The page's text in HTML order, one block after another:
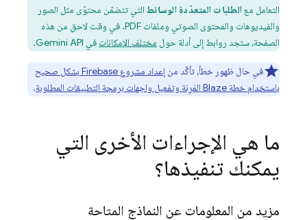
التعامل معالطلبات المتعدّدة الوسائط التي تتضمّن محتوًى مثل الصور
والفيديوهات والمحتوى الصوتي وملفات PDF. في وقت لاحق من هذه
الصفحة، ستجد روابط إلى أدلة حول مختلف الإمكانات في Gemini API
.
في حال ظهور خطأ، تأكَّد من
إعداد مشروع Firebase بشكل صحيح
باستخدام خطة Blaze المَرِنة وتفعيل واجهات برمجة التطبيقات المطلوبة
.
ما هي الإجراءات الأخرى التي
يمكنك تنفيذها؟
مزيد من المعلومات عن النماذج المتاحة